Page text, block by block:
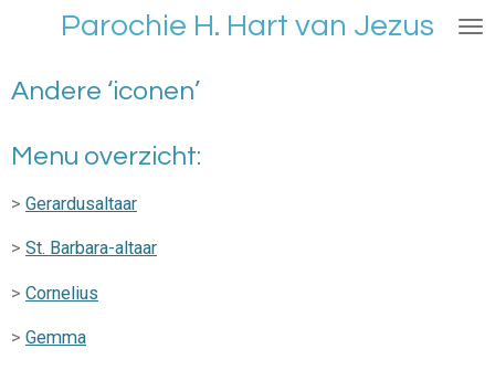
de
Parochie H. Hart van Jezus
Andere ‘iconen’
Menu overzicht:
> Gerardusaltaar
> St. Barbara-altaar
> Cornelius
> Gemma